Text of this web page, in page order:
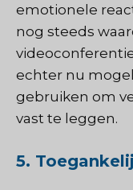
emotionele
nog steeds
echter nu
gebruiken om
vast te leggen.
5.